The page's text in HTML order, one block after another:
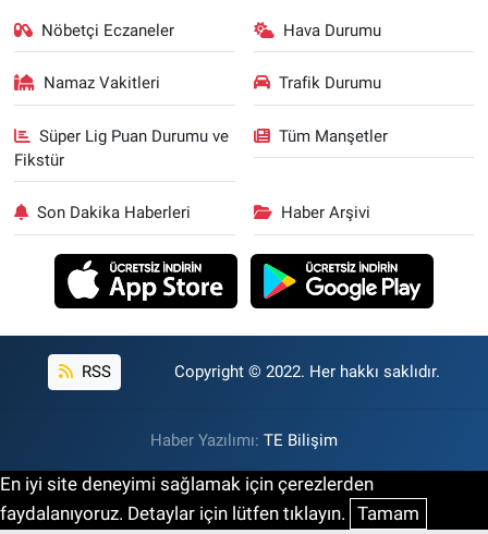
Nöbetçi Eczaneler Hava Durumu
Namaz Vakitleri Trafik Durumu
Süper Lig Puan Durumu ve
Fikstür
Tüm Manşetler
Son Dakika Haberleri Haber Arşivi
RSS Copyright © 2022. Her hakkı saklıdır.
Haber Yazılımı: TE Bilişim
En iyi site deneyimi sağlamak için çerezlerden
faydalanıyoruz. Detaylar için lütfen tıklayın. Tamam